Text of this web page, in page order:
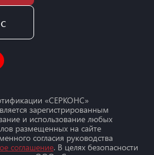
«СЕРКОНС»
зарегистрированным
и использование любых
размещенных на сайте
согласия руководства
соглашение. В целях безопасности